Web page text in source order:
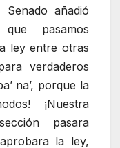
añadió
pasamos
ley entre otras
verdaderos
na’, porque la
¡Nuestra
pasara
la ley,